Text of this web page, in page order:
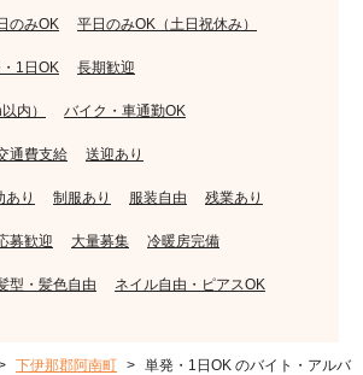
のみOK 平日のみOK（土日祝休み）
1日OK 長期歓迎
内） バイク・車通勤OK
通費支給 送迎あり
あり 制服あり 服装自由 残業あり
募歓迎 大量募集 冷暖房完備
型・髪色自由 ネイル自由・ピアスOK
下伊那郡阿南町
単発・1日OK のバイト・アルバ